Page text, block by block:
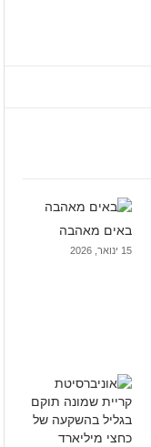
באים מאהבה
15 ינואר, 2026